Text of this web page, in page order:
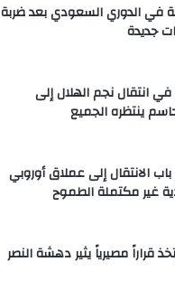
في الدوري السعودي بعد ضربة
جديدة
انتقال نجم الهلال إلى
ينتظره الجميع
الانتقال إلى عملاق أوروبي
غير مكتملة الطموح
قراراً مصيرياً يثير دهشة النصر